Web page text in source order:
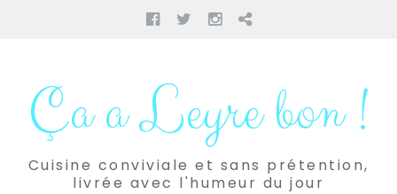
Facebook
TwitterInstagram
Pinterest
contenuÇa a Leyre bon !
Cuisine conviviale et sans prétention,
livrée avec l'humeur du jour